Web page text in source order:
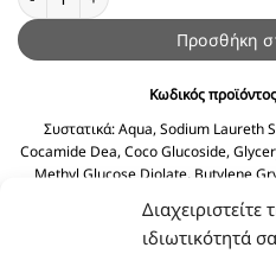
Διαχειριστείτε
ιδιωτικότητά
Προσθήκη
Κωδικός
Συστατικά:Aqua, Sodium Laureth
Cocamide Dea, Coco Glucoside,
Methyl Glucose Diolate, Butylene
Europaea (Olive) Fruit Olive Oil,